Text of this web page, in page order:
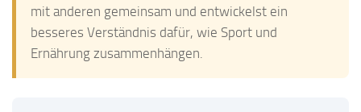
mit anderen gemeinsam und entwickelst ein
besseres Verständnis dafür, wie Sport und
Ernährung zusammenhängen.